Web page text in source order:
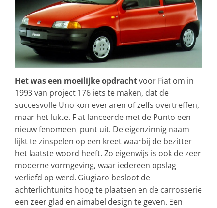
Het was een moeilijke opdrachtvoor Fiat om in
1993 van project 176 iets te maken, dat de
succesvolle Uno kon evenaren of zelfs overtreffen,
maar het lukte. Fiat lanceerde met de Punto een
nieuw fenomeen, punt uit. De eigenzinnig naam
lijkt te zinspelen op een kreet waarbij de bezitter
het laatste woord heeft. Zo eigenwijs is ook de zeer
moderne vormgeving, waar iedereen opslag
verliefd op werd. Giugiaro besloot de
achterlichtunits hoog te plaatsen en de carrosserie
een zeer glad en aimabel design te geven. Een